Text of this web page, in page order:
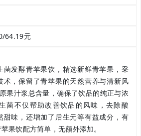
64.19元
菌发酵青苹果饮，精选新鲜青苹果，采
术，保留了青苹果的天然营养与清新风
果汁浆总含量，确保了饮品的纯正与浓
菌不仅帮助改善饮品的风味，去除酸
甜味，还增加了后生元等有益成分，有
果饮配方简单，无额外添加。